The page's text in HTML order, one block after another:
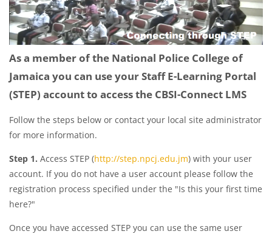
As a member of the National Police College of
Jamaica you can use your Staff E-Learning Portal
(STEP) account to access the CBSI-Connect LMS
Follow the steps below or contact your local site administrator
for more information.
Step 1. Access STEP (http://step.npcj.edu.jm) with your user
account. If you do not have a user account please follow the
registration process specified under the "Is this your first time
here?"
Once you have accessed STEP you can use the same user